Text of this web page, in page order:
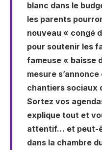
blanc dans le
les parents
nouveau « congé
pour soutenir les
fameuse « baisse
mesure
chantiers sociaux
Sortez vos
explique tout et
attentif… et peut-
dans la chambre